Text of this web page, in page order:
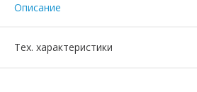
Описание
Тех. характеристики